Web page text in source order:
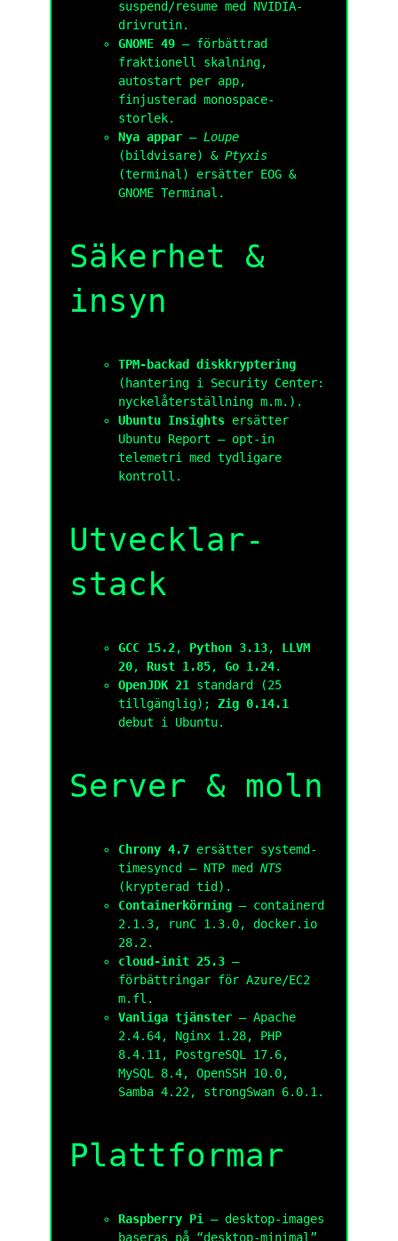
suspend/resume med NVIDIA-
drivrutin.
GNOME 49 — förbättrad
fraktionell skalning,
autostart per app,
finjusterad monospace-
storlek.
Nya appar —Loupe
(bildvisare) &Ptyxis
(terminal) ersätter EOG &
GNOME Terminal.
Säkerhet &
insyn
TPM-backad diskkryptering
(hantering i Security Center:
nyckel­återställning m.m.).
Ubuntu Insights ersätter
Ubuntu Report — opt-in
telemetri med tydligare
kontroll.
Utvecklar­
stack
GCC 15.2, Python 3.13, LLVM
20,Rust 1.85,Go 1.24.
OpenJDK 21
standard (25
tillgänglig);Zig 0.14.1
debut i Ubuntu.
Server & moln
Chrony 4.7 ersätter systemd-
timesyncd — NTP medNTS
(krypterad tid).
Container­körning — containerd
2.1.3, runC 1.3.0, docker.io
28.2.
cloud-init 25.3 —
förbättringar för Azure/EC2
m.fl.
Vanliga tjänster — Apache
2.4.64, Nginx 1.28, PHP
8.4.11, PostgreSQL 17.6,
MySQL 8.4, OpenSSH 10.0,
Samba 4.22, strongSwan 6.0.1.
Plattformar
Raspberry Pi
— desktop-images
baseras på “desktop-minimal”